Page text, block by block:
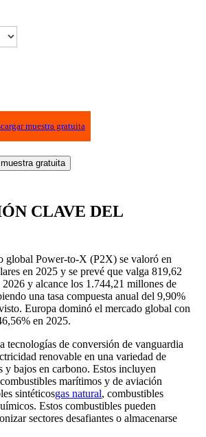
muestra gratuita
gratuita
CLAVE DEL
global Power-to-X (P2X) se valoró en
en 2025 y se prevé que valga 819,62
y alcance los 1.744,21 millones de
una tasa compuesta anual del 9,90%
Europa dominó el mercado global con
en 2025.
tecnologías de conversión de vanguardia
renovable en una variedad de
y bajos en carbono. Estos incluyen
marítimos y de aviación
sintéticosgas natural, combustibles
Estos combustibles pueden
sectores desafiantes o almacenarse